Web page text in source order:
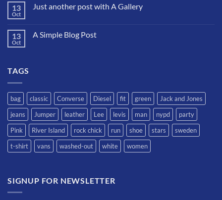
en
13
Oct
Just another post with A Gallery
en
13
Oct
A Simple Blog Post
TAGS
bag classic Converse Diesel fit green
Jack and Jones
jeans
Jumper leather Lee levis man nypd
party
Pink
River Island rock chick run shoe stars
sweden
t-shirt
vans washed-out white women
SIGNUP FOR NEWSLETTER